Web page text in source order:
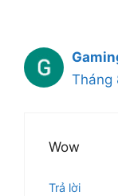
Tháng
Wow
Trả lời